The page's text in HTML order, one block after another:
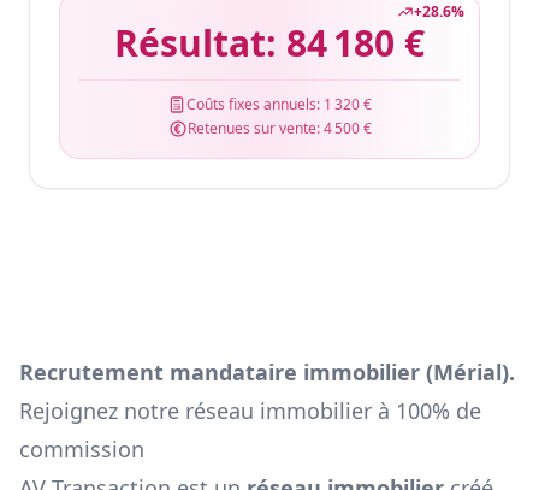
+28.6%
Résultat: 84 180 €
Coûts fixes annuels: 1 320 €
Retenues sur vente:4 500 €
Recrutement mandataire immobilier (Mérial).
Rejoignez notre réseau immobilier à 100% de
commission